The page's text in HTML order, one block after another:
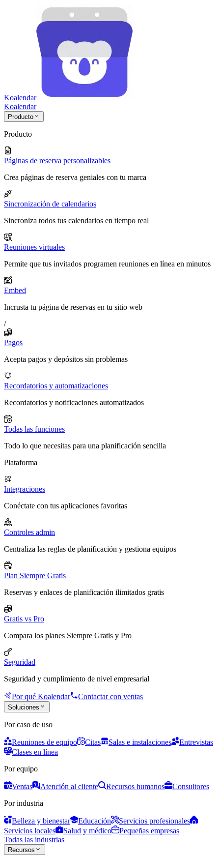
Koalendar
Koalendar
Producto
Producto
Páginas de reserva personalizables
Crea páginas de reserva geniales con tu marca
Sincronización de calendarios
Sincroniza todos tus calendarios en tiempo real
Reuniones virtuales
Permite que tus invitados programen reuniones en línea en minutos
Embed
Incrusta tu página de reservas en tu sitio web
/
Pagos
Acepta pagos y depósitos sin problemas
Recordatorios y automatizaciones
Recordatorios y notificaciones automatizados
Todas las funciones
Todo lo que necesitas para una planificación sencilla
Plataforma
Integraciones
Conéctate con tus aplicaciones favoritas
Controles admin
Centraliza las reglas de planificación y gestiona equipos
Plan Siempre Gratis
Reservas y enlaces de planificación ilimitados gratis
Gratis vs Pro
Compara los planes Siempre Gratis y Pro
Seguridad
Seguridad y cumplimiento de nivel empresarial
Por qué Koalendar Contactar con ventas
Soluciones
Por caso de uso
Reuniones de equipo Citas Salas e instalaciones
Entrevistas
Clases en línea
Por equipo
Ventas Atención al cliente Recursos humanos
Consultores
Por industria
Belleza y bienestar Educación
Servicios profesionales
Servicios locales
Salud y médico
Pequeñas empresas
Todas las industrias
Recursos